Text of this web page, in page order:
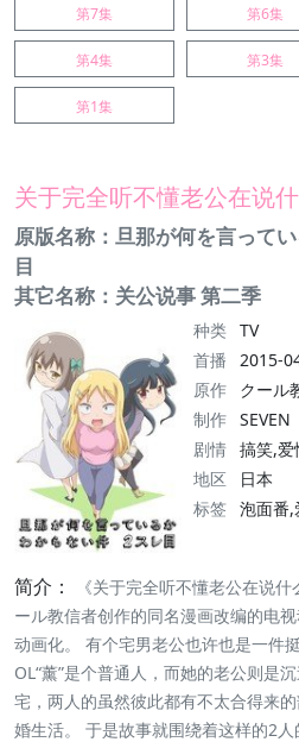
第7集 第6集
第4集 第3集
第1集
关于完全听不懂老公在说
原版名称：旦那が何を言って
目
其它名称：关公说事 第二季
种类 TV
首播
2015-
原作
クール
制作 SEVEN
剧情 搞笑,爱
地区
日本
标签
泡面番,
简介：
《关于完全听不懂老公在说
ール教信者创作的同名漫画改编的电
动画化。 有个宅男老公也许也是一件
OL“薰”是个普通人，而她的老公则是
宅，两人的虽然彼此都有不太合得来
婚生活。 于是故事就围绕着这样的2人